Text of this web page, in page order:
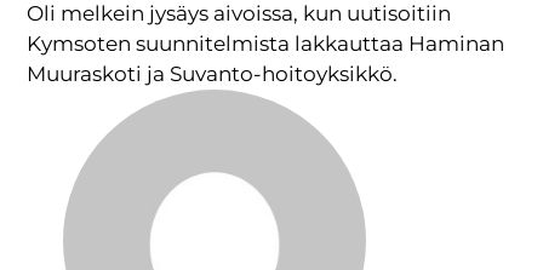
Oli melkein jysäys aivoissa, kun uutisoitiin
Kymsoten suunnitelmista lakkauttaa Haminan
Muuraskoti ja Suvanto-hoitoyksikkö.